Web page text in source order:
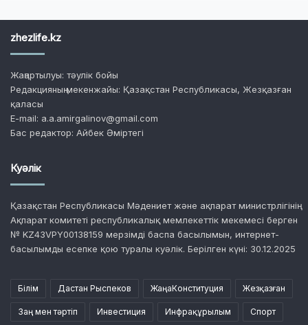
zhezlife.kz
Жаңартылуы: тәулік бойы
Редакцияның мекенжайы: Қазақстан Республикасы, Жезқазған
қаласы
E-mail: a.a.amirgalinov@gmail.com
Бас редактор: Айбек Әміртегі
Куәлік
Қазақстан Республикасы Мәдениет және ақпарат министрлігінің
Ақпарат комитеті республикалық мемлекеттік мекемесі берген
№ KZ43VPY00138159 мерзімді баспа басылымын, интернет-
басылымды есепке қою туралы куәлік. Берілген күні: 30.12.2025
Білім Дастан Рыспеков ЖаңаКонституция Жезқазған
Заң мен тәртіп Инвестиция Инфрақұрылым Спорт